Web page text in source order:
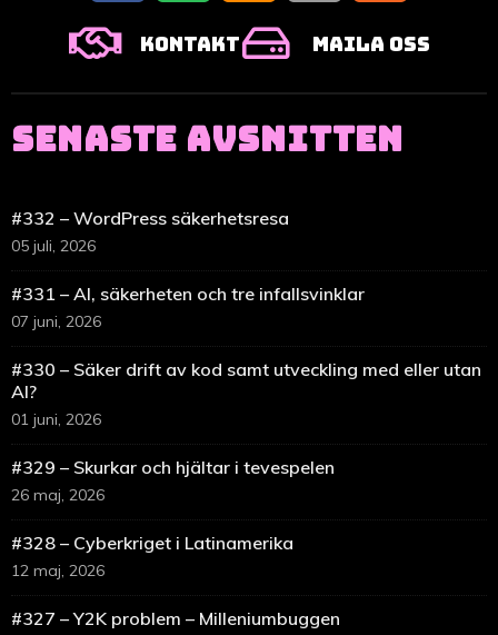
Kontakt Maila oss
SENASTE AVSNITTEN
#332 – WordPress säkerhetsresa
05 juli, 2026
#331 – AI, säkerheten och tre infallsvinklar
07 juni, 2026
#330 – Säker drift av kod samt utveckling med eller utan
AI?
01 juni, 2026
#329 – Skurkar och hjältar i tevespelen
26 maj, 2026
#328 – Cyberkriget i Latinamerika
12 maj, 2026
#327 – Y2K problem – Milleniumbuggen